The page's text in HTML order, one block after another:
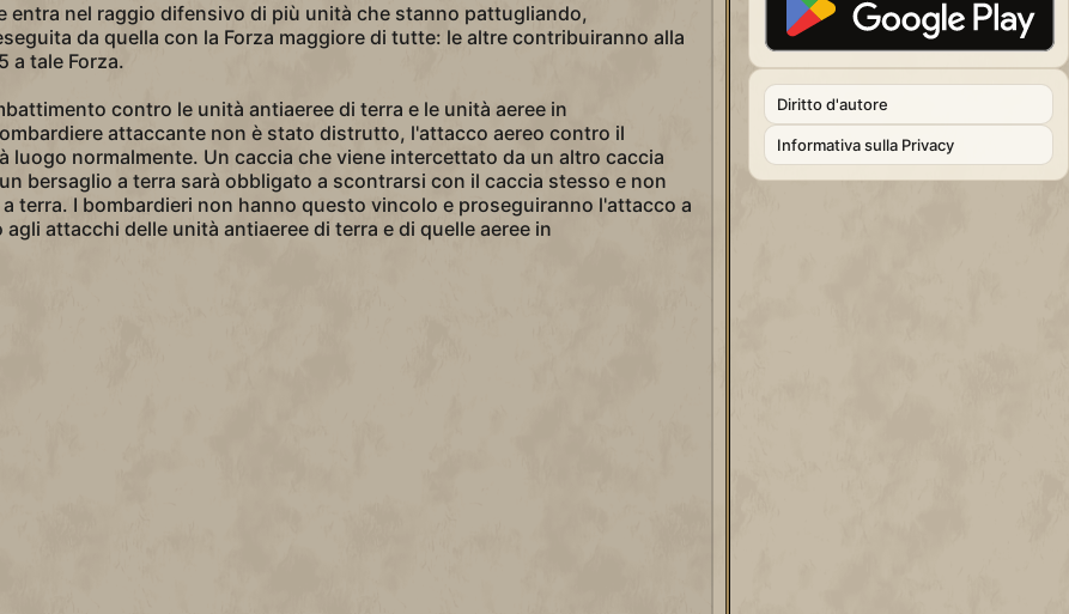
entra nel raggio difensivo di più unità che stanno pattugliando,
da quella con la Forza maggiore di tutte: le altre contribuiranno alla
a tale Forza.
contro le unità antiaeree di terra e le unità aeree in
attaccante non è stato distrutto, l'attacco aereo contro il
luogo normalmente. Un caccia che viene intercettato da un altro caccia
bersaglio a terra sarà obbligato a scontrarsi con il caccia stesso e non
terra. I bombardieri non hanno questo vincolo e proseguiranno l'attacco a
attacchi delle unità antiaeree di terra e di quelle aeree in
Diritto d'autore
Informativa sulla Privacy